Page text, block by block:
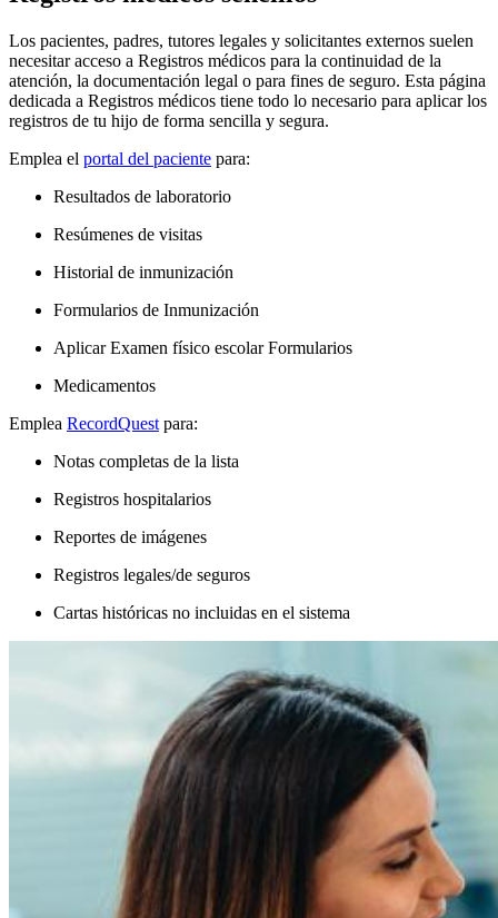
Los pacientes, padres, tutores legales y solicitantes externos suelen
necesitar acceso a Registros médicos para la continuidad de la
atención, la documentación legal o para fines de seguro. Esta página
dedicada a Registros médicos tiene todo lo necesario para aplicar los
registros de tu hijo de forma sencilla y segura.
Emplea el portal del paciente para:
Resultados de laboratorio
Resúmenes de visitas
Historial de inmunización
Formularios de Inmunización
Aplicar Examen físico escolar Formularios
Medicamentos
Emplea RecordQuest para:
Notas completas de la lista
Registros hospitalarios
Reportes de imágenes
Registros legales/de seguros
Cartas históricas no incluidas en el sistema